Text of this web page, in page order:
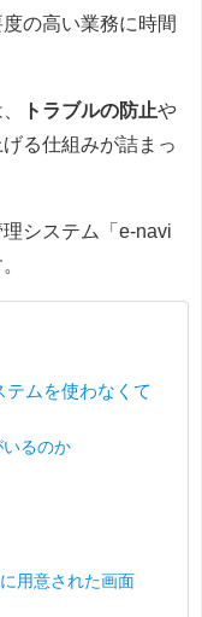
の高い業務に時間
トラブルの防止や
げる仕組みが詰まっ
システム「e-navi
ムを使わなくて
るのか
用意された画面